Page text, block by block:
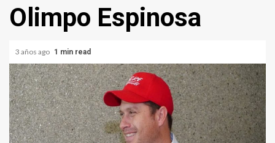
Olimpo Espinosa
3 años ago 1 min read